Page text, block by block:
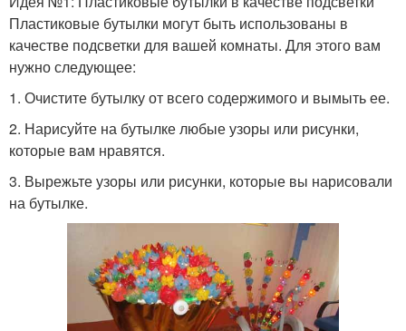
Пластиковые бутылки могут быть использованы в
качестве подсветки для вашей комнаты. Для этого вам
нужно следующее:
1. Очистите бутылку от всего содержимого и вымыть ее.
2. Нарисуйте на бутылке любые узоры или рисунки,
которые вам нравятся.
3. Вырежьте узоры или рисунки, которые вы нарисовали
на бутылке.